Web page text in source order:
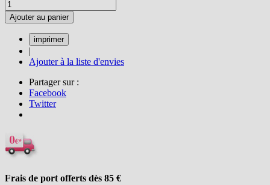
Ajouter au panier
|
Ajouter à la liste d'envies
Partager sur :
Facebook
Twitter
Frais de port offerts dès 85 €